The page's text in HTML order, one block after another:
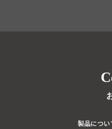
製品につい